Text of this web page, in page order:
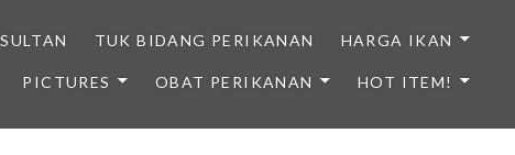
TUK BIDANG PERIKANAN HARGA IKAN
PICTURES OBAT PERIKANAN HOT ITEM!